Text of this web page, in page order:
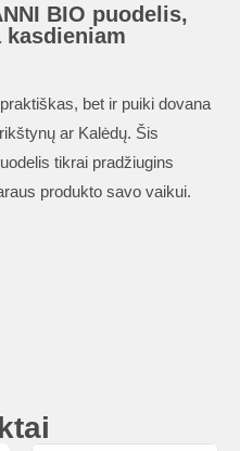
BIO puodelis,
bet ir puiki dovana
ar Kalėdų. Šis
tikrai pradžiugins
produkto savo vaikui.